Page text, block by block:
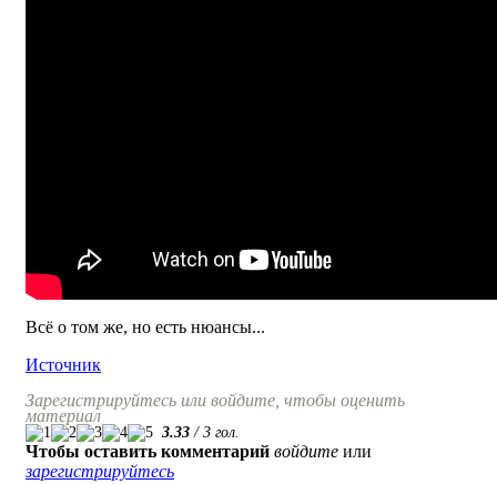
Всё о том же, но есть нюансы...
Источник
Зарегистрируйтесь или войдите, чтобы оценить
материал
3.33 / 3 гол.
Чтобы оставить комментарий войдите или
зарегистрируйтесь